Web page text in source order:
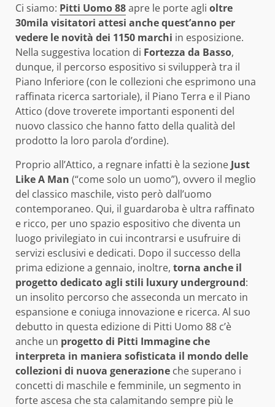
Ci siamo: Pitti Uomo 88apre le porte agli oltre
30mila visitatori attesi anche quest’anno per
vedere le novità dei 1150 marchi in esposizione.
Nella suggestiva location di Fortezza da Basso,
dunque, il percorso espositivo si svilupperà tra il
Piano Inferiore (con le collezioni che esprimono una
raffinata ricerca sartoriale), il Piano Terra e il Piano
Attico (dove troverete importanti esponenti del
nuovo classico che hanno fatto della qualità del
prodotto la loro parola d’ordine).
Proprio all’Attico, a regnare infatti è la sezione Just
Like A Man (“come solo un uomo”), ovvero il meglio
del classico maschile, visto però dall’uomo
contemporaneo. Qui, il guardaroba è ultra raffinato
e ricco, per uno spazio espositivo che diventa un
luogo privilegiato in cui incontrarsi e usufruire di
servizi esclusivi e dedicati. Dopo il successo della
prima edizione a gennaio, inoltre, torna anche il
progetto dedicato agli stili luxury underground:
un insolito percorso che asseconda un mercato in
espansione e coniuga innovazione e ricerca. Al suo
debutto in questa edizione di Pitti Uomo 88 c’è
anche un progetto di Pitti Immagine che
interpreta in maniera sofisticata il mondo delle
collezioni di nuova generazione che superano i
concetti di maschile e femminile, un segmento in
forte ascesa che sta calamitando sempre più le